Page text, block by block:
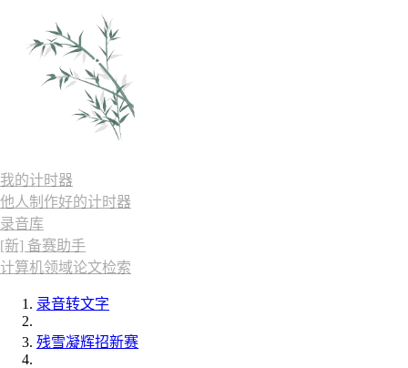
我的计时器
他人制作好的计时器
录音库
[新] 备赛助手
计算机领域论文检索
录音转文字
残雪凝辉招新赛